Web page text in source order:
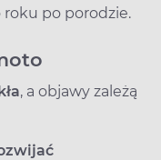
po porodzie.
, a objawy zależą